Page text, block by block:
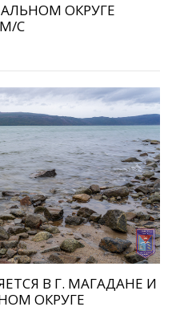
ОКРУГЕ
С
В Г. МАГАДАНЕ И
ОКРУГЕ